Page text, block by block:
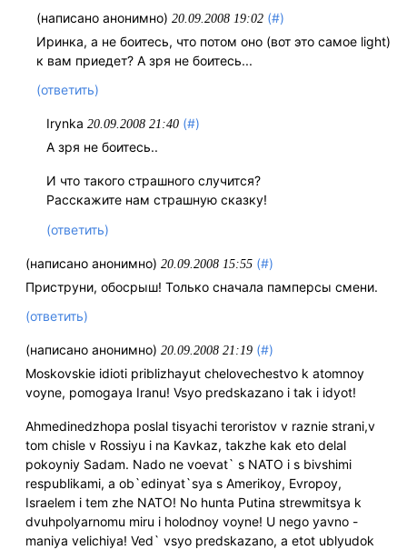
(написано анонимно) 20.09.2008 19:02 (#)
Иринка, а не боитесь, что потом оно (вот это самое light)
к вам приедет? А зря не боитесь...
(ответить)
Irynka20.09.2008 21:40 (#)
А зря не боитесь..
И что такого страшного случится?
Расскажите нам страшную сказку!
(ответить)
(написано анонимно) 20.09.2008 15:55 (#)
Приструни, обосрыш! Только сначала памперсы смени.
(ответить)
(написано анонимно) 20.09.2008 21:19 (#)
Moskovskie idioti priblizhayut chelovechestvo k atomnoy
voyne, pomogaya Iranu! Vsyo predskazano i tak i idyot!
Ahmedinedzhopa poslal tisyachi teroristov v raznie strani,v
tom chisle v Rossiyu i na Kavkaz, takzhe kak eto delal
pokoyniy Sadam. Nado ne voevat` s NATO i s bivshimi
respublikami, a ob`edinyat`sya s Amerikoy, Evropoy,
Israelem i tem zhe NATO! No hunta Putina strewmitsya k
dvuhpolyarnomu miru i holodnoy voyne! U nego yavno -
maniya velichiya! Ved` vsyo predskazano, a etot ublyudok